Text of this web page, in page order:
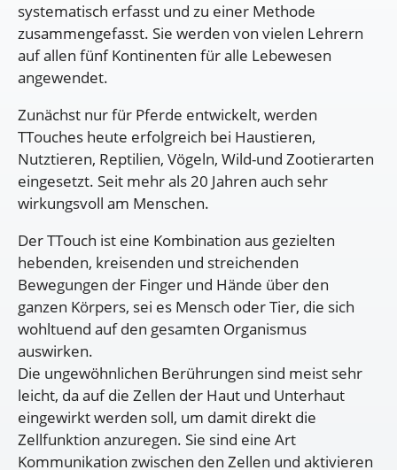
systematisch erfasst und zu einer Methode
zusammengefasst. Sie werden von vielen Lehrern
auf allen fünf Kontinenten für alle Lebewesen
angewendet.
Zunächst nur für Pferde entwickelt, werden
TTouches heute erfolgreich bei Haustieren,
Nutztieren, Reptilien, Vögeln, Wild-und Zootierarten
eingesetzt. Seit mehr als 20 Jahren auch sehr
wirkungsvoll am Menschen.
Der TTouch ist eine Kombination aus gezielten
hebenden, kreisenden und streichenden
Bewegungen der Finger und Hände über den
ganzen Körpers, sei es Mensch oder Tier, die sich
wohltuend auf den gesamten Organismus
auswirken.
Die ungewöhnlichen Berührungen sind meist sehr
leicht, da auf die Zellen der Haut und Unterhaut
eingewirkt werden soll, um damit direkt die
Zellfunktion anzuregen. Sie sind eine Art
Kommunikation zwischen den Zellen und aktivieren